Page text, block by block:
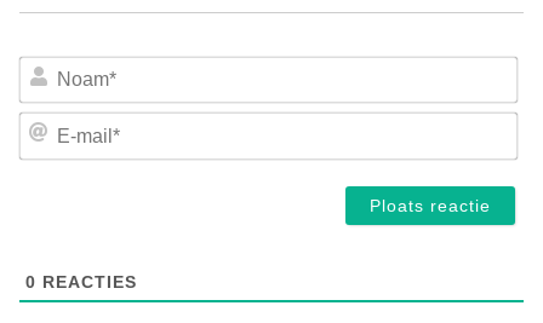
E-
0 REACTIES